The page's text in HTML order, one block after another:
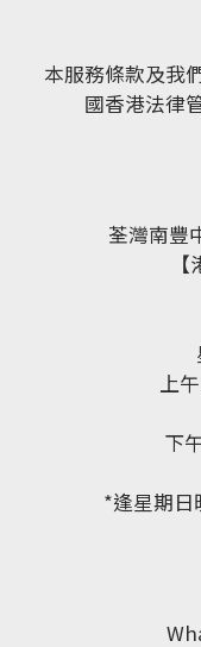
本服務條款及我
國香港法律
荃灣南豐
上
下
*逢星期